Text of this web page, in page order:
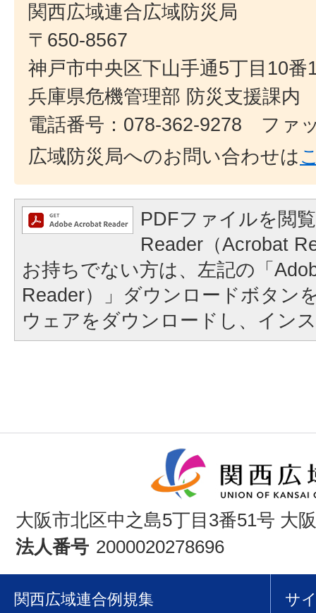
関西広域連合広域防災局
〒650-8567
神戸市中央区下山手通5丁目10番
兵庫県危機管理部 防災支援課内
電話番号：078-362-9278 ファ
広域防災局へのお問い合わせは
PDFファイルを閲
Reader（Acrobat
お持ちでない方は、左記の「
Reader）」ダウンロードボタン
ウェアをダウンロードし、イン
大阪市北区中之島5丁目3番51号 大
法人番号 2000020278696
関西広域連合例規集 サ